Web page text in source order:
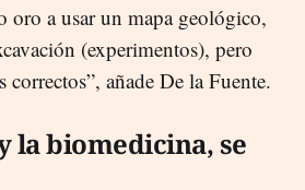
oro a usar un mapa geológico,
(experimentos), pero
correctos”, añade De la Fuente.
la biomedicina, se